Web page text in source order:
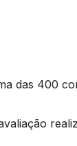
das 400